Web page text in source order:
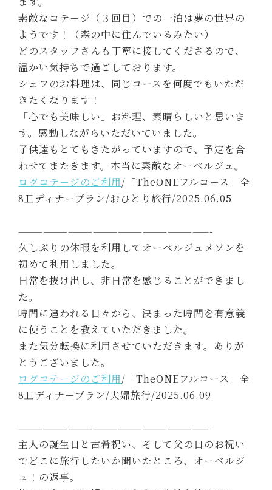
素敵なコテージ（３回目）での一泊は夢の世界の
ようです！（森の中に住んでいるみたい）
どのスタッフさんも丁寧に接してくださるので、
温かい気持ちで過ごしております。
シェフのお料理は、同じコースを何度でもいただ
きたくなります！
「心でも美味しい」お料理、素晴らしいと思いま
す。感動しながらいただいていました。
子供達もとてもきたがっていますので、予定を合
わせてまたきます。本当に素敵なオーベルジュ。
ログコテージのご利用/「TheONEフルコース」全
8皿ディナープラン/おひとり旅行/2025.06.05
———————————————————————-
久しぶりの休暇を利用してオーベルジュメソンを
初めて利用しました。
日常を抜け出し、非日常を感じることができまし
た。
時間に追われる日々から、決まった時間を有意義
に使うことを教えていただきました。
また気分転換に利用させていただきます。ありが
とうございました。
ログコテージのご利用/「TheONEフルコース」全
8皿ディナープラン/夫婦旅行/2025.06.09
———————————————————————-
主人の誕生日と古希祝い、そして父の日のお祝い
でどこに旅行したいか聞いたところ、オーベルジ
ュ！の返事。